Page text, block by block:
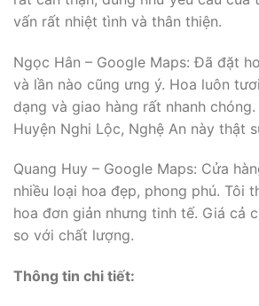
vấn rất nhiệt tình và thân thiện.
Ngọc Hân – Google Maps: Đã đặt
và lần nào cũng ưng ý. Hoa luôn
dạng và giao hàng rất nhanh
Huyện Nghi Lộc, Nghệ An này thật
Quang Huy – Google Maps: Cửa
nhiều loại hoa đẹp, phong phú. Tôi
hoa đơn giản nhưng tinh tế. Giá cả
so với chất lượng.
Thông tin chi tiết: